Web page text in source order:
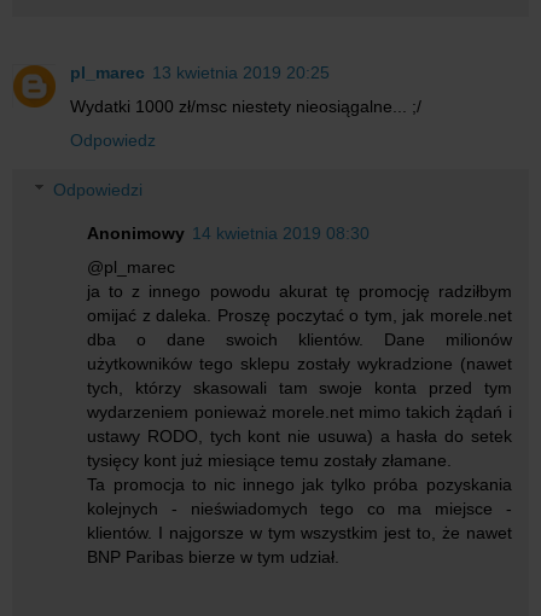
pl_marec 13 kwietnia 2019 20:25
Wydatki 1000 zł/msc niestety nieosiągalne... ;/
Odpowiedz
Odpowiedzi
Anonimowy 14 kwietnia 2019 08:30
@pl_marec
ja to z innego powodu akurat tę promocję radziłbym
omijać z daleka. Proszę poczytać o tym, jak morele.net
dba o dane swoich klientów. Dane milionów
użytkowników tego sklepu zostały wykradzione (nawet
tych, którzy skasowali tam swoje konta przed tym
wydarzeniem ponieważ morele.net mimo takich żądań i
ustawy RODO, tych kont nie usuwa) a hasła do setek
tysięcy kont już miesiące temu zostały złamane.
Ta promocja to nic innego jak tylko próba pozyskania
kolejnych - nieświadomych tego co ma miejsce -
klientów. I najgorsze w tym wszystkim jest to, że nawet
BNP Paribas bierze w tym udział.